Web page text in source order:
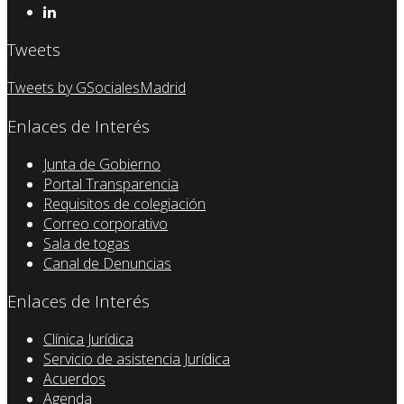
Tweets
Tweets by GSocialesMadrid
Enlaces de Interés
Junta de Gobierno
Portal Transparencia
Requisitos de colegiación
Correo corporativo
Sala de togas
Canal de Denuncias
Enlaces de Interés
Clínica Jurídica
Servicio de asistencia Jurídica
Acuerdos
Agenda